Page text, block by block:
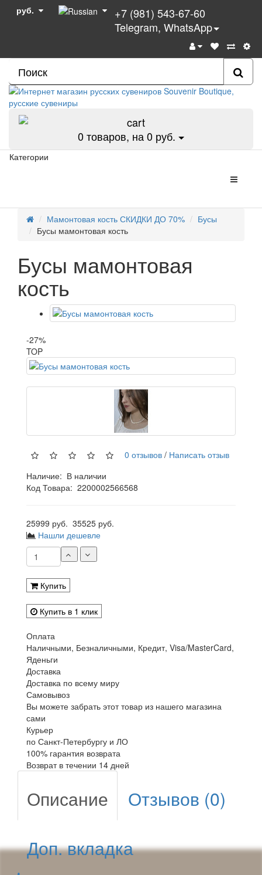
руб.
+7 (981) 543-67-60
Telegram, WhatsApp
0товаров, на 0 руб.
Категории
Мамонтовая кость СКИДКИ ДО 70%
Бусы
Бусы мамонтовая кость
Бусы мамонтовая
кость
-27%
TOP
0 отзывов / Написать отзыв
Наличие: В наличии
Код Товара: 2200002566568
25999 руб. 35525 руб.
Нашли дешевле
Купить
Купить в 1 клик
Оплата
Наличными, Безналичными, Кредит, Visa/MasterCard,
Яденьги
Доставка
Доставка по всему миру
Самовывоз
Вы можете забрать этот товар из нашего магазина
сами
Курьер
по Санкт-Петербургу и ЛО
100% гарантия возврата
Возврат в течении 14 дней
Описание
Отзывов (0)
Доп. вкладка